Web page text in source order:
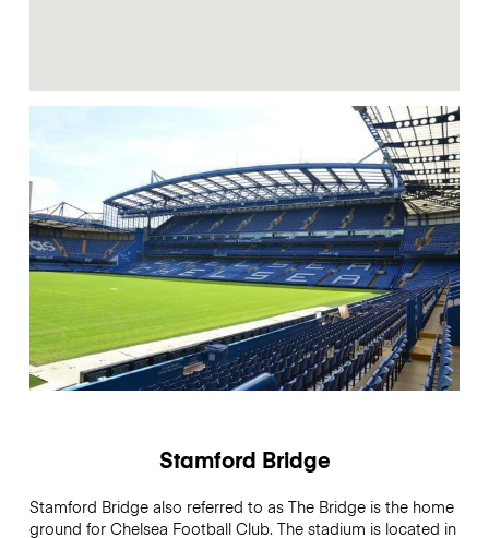
Stamford Bridge
Stamford Bridge also referred to as The Bridge is the home
ground for Chelsea Football Club. The stadium is located in